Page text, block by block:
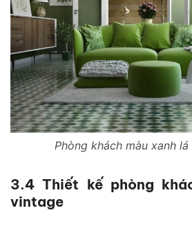
Phòng khách màu xanh
3.4 Thiết kế phòng
vintage